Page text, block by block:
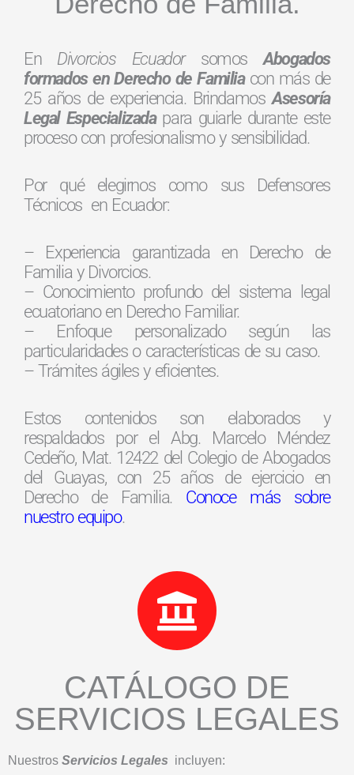
En Divorcios EcuadorsomosAbogados
formados en Derecho de Familiacon más de
25 años de experiencia. BrindamosAsesoría
Legal Especializada para guiarle durante este
proceso con profesionalismo y sensibilidad.
Por qué elegirnos como sus Defensores
Técnicos en Ecuador:
– Experiencia garantizada en Derecho de
Familia y Divorcios.
– Conocimiento profundo del sistema legal
ecuatoriano en Derecho Familiar.
– Enfoque personalizado según las
particularidades o características de su caso.
– Trámites ágiles y eficientes.
Estos contenidos son elaborados y
respaldados por el Abg. Marcelo Méndez
Cedeño, Mat. 12422 del Colegio de Abogados
del Guayas, con 25 años de ejercicio en
Derecho de Familia. Conoce más sobre
nuestro equipo.
CATÁLOGO DE
SERVICIOS LEGALES
Nuestros Servicios Legales incluyen: